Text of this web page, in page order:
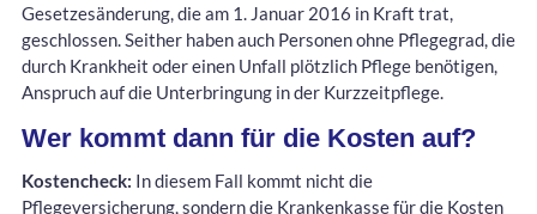
Gesetzesänderung, die am 1. Januar 2016 in Kraft trat,
geschlossen. Seither haben auch Personen ohne Pflegegrad, die
durch Krankheit oder einen Unfall plötzlich Pflege benötigen,
Anspruch auf die Unterbringung in der Kurzzeitpflege.
Wer kommt dann für die Kosten auf?
Kostencheck: In diesem Fall kommt nicht die
Pflegeversicherung, sondern die Krankenkasse für die Kosten